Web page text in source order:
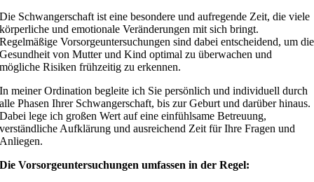
Die Schwangerschaft ist eine besondere und aufregende Zeit, die viele
körperliche und emotionale Veränderungen mit sich bringt.
Regelmäßige Vorsorgeuntersuchungen sind dabei entscheidend, um die
Gesundheit von Mutter und Kind optimal zu überwachen und
mögliche Risiken frühzeitig zu erkennen.
In meiner Ordination begleite ich Sie persönlich und individuell durch
alle Phasen Ihrer Schwangerschaft, bis zur Geburt und darüber hinaus.
Dabei lege ich großen Wert auf eine einfühlsame Betreuung,
verständliche Aufklärung und ausreichend Zeit für Ihre Fragen und
Anliegen.
Die Vorsorgeuntersuchungen umfassen in der Regel: